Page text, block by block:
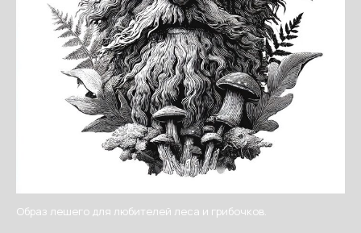
Образ лешего для любителей леса и грибочков.